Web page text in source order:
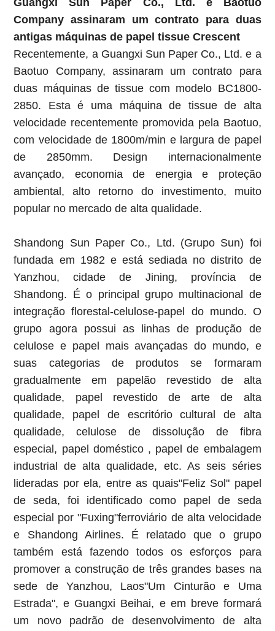
Guangxi Sun Paper Co., Ltd. e Baotuo
Company assinaram um contrato para duas
antigas máquinas de papel tissue Crescent
Recentemente, a Guangxi Sun Paper Co., Ltd. e a
Baotuo Company, assinaram um contrato para
duas máquinas de tissue com modelo BC1800-
2850. Esta é uma máquina de tissue de alta
velocidade recentemente promovida pela Baotuo,
com velocidade de 1800m/min e largura de papel
de 2850mm. Design internacionalmente
avançado, economia de energia e proteção
ambiental, alto retorno do investimento, muito
popular no mercado de alta qualidade.
Shandong Sun Paper Co., Ltd. (Grupo Sun) foi
fundada em 1982 e está sediada no distrito de
Yanzhou, cidade de Jining, província de
Shandong. É o principal grupo multinacional de
integração florestal-celulose-papel do mundo. O
grupo agora possui as linhas de produção de
celulose e papel mais avançadas do mundo, e
suas categorias de produtos se formaram
gradualmente em papelão revestido de alta
qualidade, papel revestido de arte de alta
qualidade, papel de escritório cultural de alta
qualidade, celulose de dissolução de fibra
especial, papel doméstico , papel de embalagem
industrial de alta qualidade, etc. As seis séries
lideradas por ela, entre as quais"Feliz Sol" papel
de seda, foi identificado como papel de seda
especial por "Fuxing"ferroviário de alta velocidade
e Shandong Airlines. É relatado que o grupo
também está fazendo todos os esforços para
promover a construção de três grandes bases na
sede de Yanzhou, Laos"Um Cinturão e Uma
Estrada", e Guangxi Beihai, e em breve formará
um novo padrão de desenvolvimento de alta